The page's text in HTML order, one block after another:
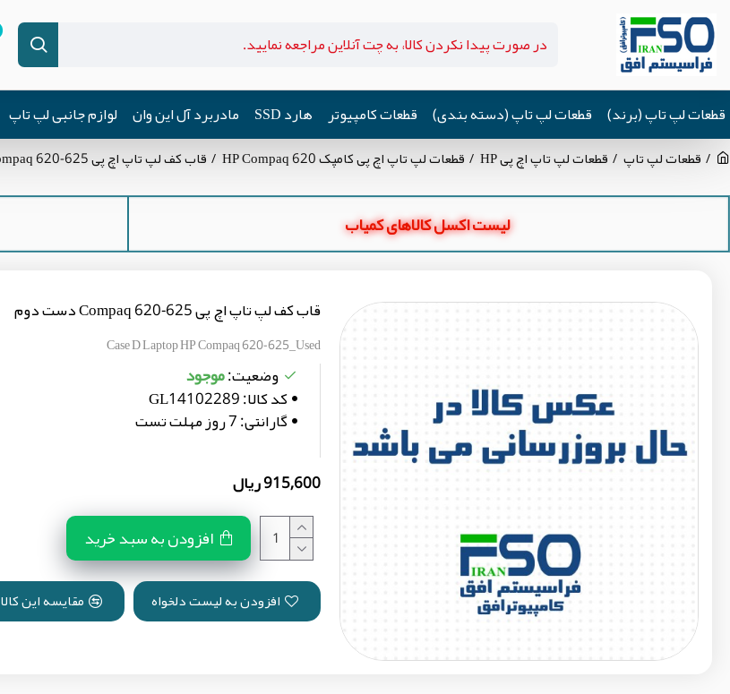
قطعات لپ تاپ (برند) قطعات لپ تاپ (دسته بندی) قطعات کامپیوتر هارد SSD مادربرد آل این وان لوازم جانبی لپ تاپ
قطعات لپ تاپ قطعات لپ تاپ اچ پی HP قطعات لپ تاپ اچ پی کامپک HP Compaq 620 قاب کف لپ تاپ اچ پی Compaq 620-625 دست دوم
لیست اکسل کالاهای کمیاب
قاب کف لپ تاپ اچ پی Compaq 620-625 دست دوم
Case D Laptop HP Compaq 620-625_Used
وضعیت:موجود
کد کالا:GL14102289
گارانتی:7 روز مهلت تست
915,600 ریال
افزودن به سبد خرید
افزودن به لیست دلخواه مقایسه این کالا